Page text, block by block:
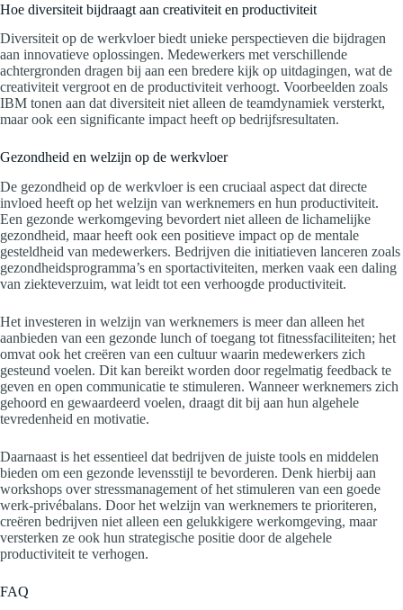
Hoe diversiteit bijdraagt aan creativiteit en productiviteit
Diversiteit op de werkvloer biedt unieke perspectieven die bijdragen
aan innovatieve oplossingen. Medewerkers met verschillende
achtergronden dragen bij aan een bredere kijk op uitdagingen, wat de
creativiteit vergroot en de productiviteit verhoogt. Voorbeelden zoals
IBM tonen aan dat diversiteit niet alleen de teamdynamiek versterkt,
maar ook een significante impact heeft op bedrijfsresultaten.
Gezondheid en welzijn op de werkvloer
De gezondheid op de werkvloer is een cruciaal aspect dat directe
invloed heeft op het welzijn van werknemers en hun productiviteit.
Een gezonde werkomgeving bevordert niet alleen de lichamelijke
gezondheid, maar heeft ook een positieve impact op de mentale
gesteldheid van medewerkers. Bedrijven die initiatieven lanceren zoals
gezondheidsprogramma’s en sportactiviteiten, merken vaak een daling
van ziekteverzuim, wat leidt tot een verhoogde productiviteit.
Het investeren in welzijn van werknemers is meer dan alleen het
aanbieden van een gezonde lunch of toegang tot fitnessfaciliteiten; het
omvat ook het creëren van een cultuur waarin medewerkers zich
gesteund voelen. Dit kan bereikt worden door regelmatig feedback te
geven en open communicatie te stimuleren. Wanneer werknemers zich
gehoord en gewaardeerd voelen, draagt dit bij aan hun algehele
tevredenheid en motivatie.
Daarnaast is het essentieel dat bedrijven de juiste tools en middelen
bieden om een gezonde levensstijl te bevorderen. Denk hierbij aan
workshops over stressmanagement of het stimuleren van een goede
werk-privébalans. Door het welzijn van werknemers te prioriteren,
creëren bedrijven niet alleen een gelukkigere werkomgeving, maar
versterken ze ook hun strategische positie door de algehele
productiviteit te verhogen.
FAQ